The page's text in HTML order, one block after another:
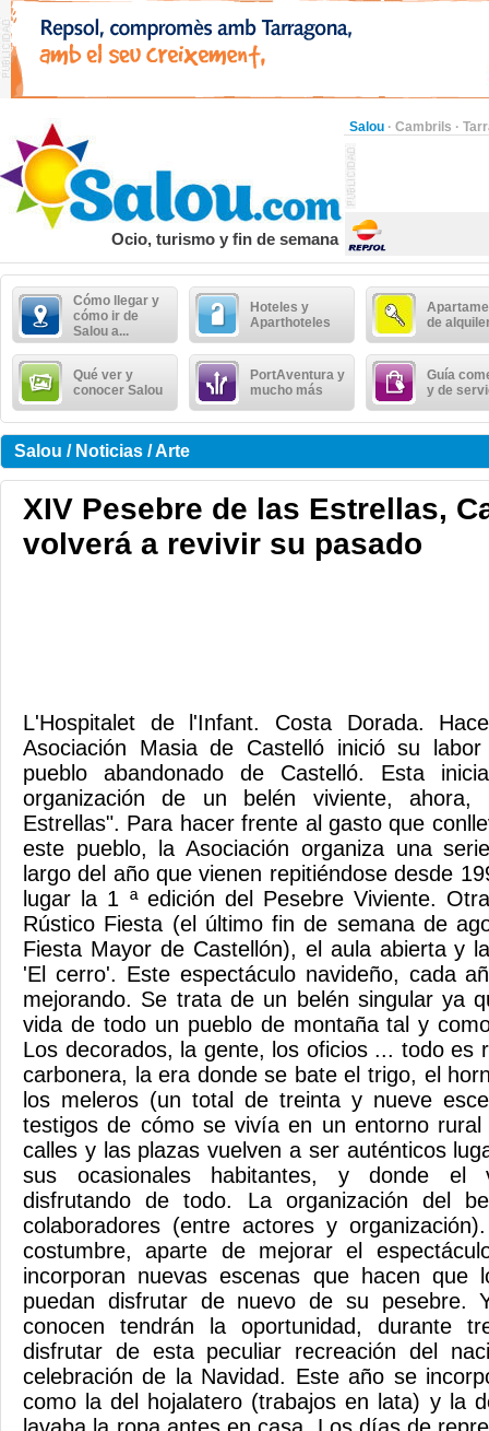
Salou · Cambrils ·
Ocio, turismo y fin de semana
Cómo llegar y
cómo ir de
Salou a...
Hoteles y
Aparthoteles
de
Qué ver y
conocer Salou
PortAventura y
mucho más
Guía
y de
Salou / Noticias / Arte
XIV Pesebre de las Estrellas,
volverá a revivir su pasado
L'Hospitalet de l'Infant. Costa Dorada.
Asociación Masia de Castelló inició su
pueblo abandonado de Castelló. Esta
organización de un belén viviente,
Estrellas". Para hacer frente al gasto que
este pueblo, la Asociación organiza una
largo del año que vienen repitiéndose desde
lugar la 1 ª edición del Pesebre Viviente.
Rústico Fiesta (el último fin de semana de
Fiesta Mayor de Castellón), el aula abierta y
'El cerro'. Este espectáculo navideño, cada
mejorando. Se trata de un belén singular ya
vida de todo un pueblo de montaña tal y
Los decorados, la gente, los oficios ... todo es
carbonera, la era donde se bate el trigo, el
los meleros (un total de treinta y nueve
testigos de cómo se vivía en un entorno
calles y las plazas vuelven a ser auténticos
sus ocasionales habitantes, y donde el
disfrutando de todo. La organización del
colaboradores (entre actores y
costumbre, aparte de mejorar el
incorporan nuevas escenas que hacen que
puedan disfrutar de nuevo de su pesebre.
conocen tendrán la oportunidad, durante
disfrutar de esta peculiar recreación del
celebración de la Navidad. Este año se
como la del hojalatero (trabajos en lata) y la